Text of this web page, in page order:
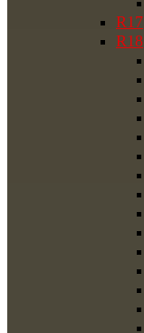
R17
R18